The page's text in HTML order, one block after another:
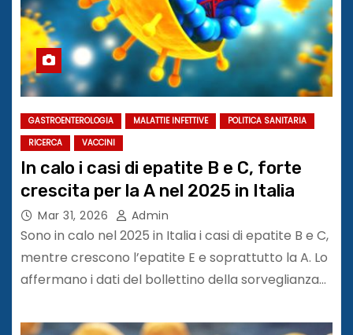
GASTROENTEROLOGIA MALATTIE INFETTIVE
POLITICA SANITARIA
RICERCA
VACCINI
In calo i casi di epatite B e C, forte
crescita per la A nel 2025 in Italia
Mar 31, 2026 Admin
Sono in calo nel 2025 in Italia i casi di epatite B e C,
mentre crescono l’epatite E e soprattutto la A. Lo
affermano i dati del bollettino della sorveglianza…